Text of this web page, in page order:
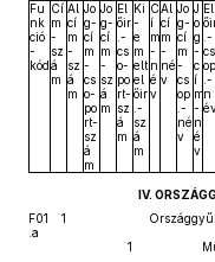
Fu
nk
ció
-
kód
Cí
m
-
sz
á
m
Al
cí
m
-
sz
á
m
Jo
g-
cí
m
-
cs
o-
po
rt-
sz
á
m
Jo
g-
cí
m
-
sz
á
m
El
őir
.-
cs
o-
po
rt-
sz
á
m
Ki
-
e
m
elt
el
őir
.-
sz
á
m
C
í
m
-
n
é
v
Al
cí
m
-
né
v
Jo
g-
cí
m
-
cs
op
.-
né
v
J
o
g
-
c
í
m
-
n
é
v
El
.-
cs
op
.-
n
IV.
F01
.a
1
1